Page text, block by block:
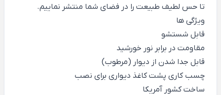
تا حس لطیف طبیعت را در فضای شما منتشر نماییم.
ویژگی ها
قابل شستشو
مقاومت در برابر نور خورشید
قابل جدا شدن از دیوار (مرطوب)
چسب کاری پشت کاغذ دیواری برای نصب
ساخت کشور آمریکا